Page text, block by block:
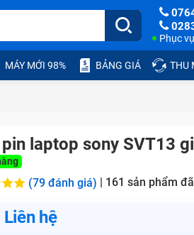
Phục
MÁY MỚI 98% BẢNG GIÁ THU
laptop sony SVT13
(79 đánh giá) | 161 sản phẩm
Liên hệ